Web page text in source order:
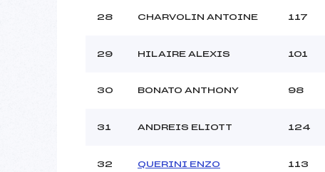
28 CHARVOLIN ANTOINE 117
29 HILAIRE ALEXIS 101
30 BONATO ANTHONY 98
31 ANDREIS ELIOTT 124
32 QUERINI ENZO 113